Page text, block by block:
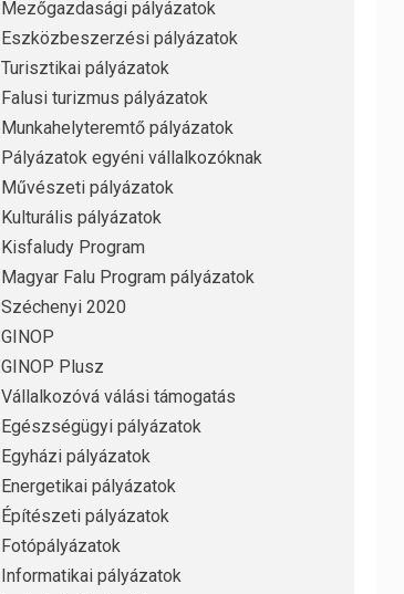
Mezőgazdasági pályázatok
Eszközbeszerzési pályázatok
Turisztikai pályázatok
Falusi turizmus pályázatok
Munkahelyteremtő pályázatok
Pályázatok egyéni vállalkozóknak
Művészeti pályázatok
Kulturális pályázatok
Kisfaludy Program
Magyar Falu Program pályázatok
Széchenyi 2020
GINOP
GINOP Plusz
Vállalkozóvá válási támogatás
Egészségügyi pályázatok
Egyházi pályázatok
Energetikai pályázatok
Építészeti pályázatok
Fotópályázatok
Informatikai pályázatok